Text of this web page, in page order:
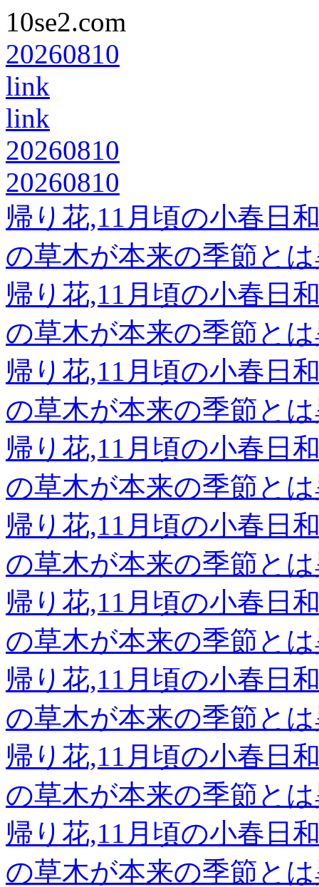
10se2.com
20260810
link
link
20260810
20260810
帰り花,11月頃の小春日
の草木が本来の季節と
帰り花,11月頃の小春日
の草木が本来の季節と
帰り花,11月頃の小春日
の草木が本来の季節と
帰り花,11月頃の小春日
の草木が本来の季節と
帰り花,11月頃の小春日
の草木が本来の季節と
帰り花,11月頃の小春日
の草木が本来の季節と
帰り花,11月頃の小春日
の草木が本来の季節と
帰り花,11月頃の小春日
の草木が本来の季節と
帰り花,11月頃の小春日
の草木が本来の季節と